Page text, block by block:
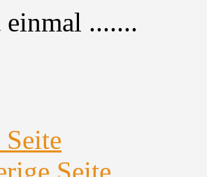
einmal .......
Seite